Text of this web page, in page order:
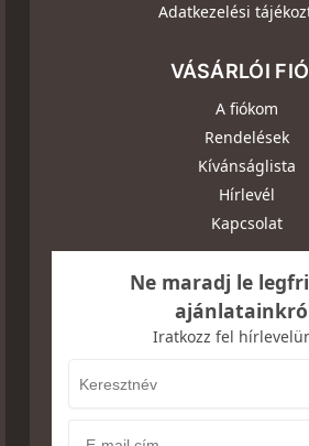
Adatkezelési
VÁSÁRLÓI
A fiókom
Rendelések
Kívánságlista
Hírlevél
Kapcsolat
Ne maradj le
Iratkozz fel